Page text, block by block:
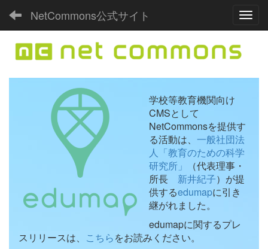
NetCommons公式サイト
学校等教育機関向け
CMSとして
NetCommonsを提供す
る活動は、 一般社団法
人「教育のための科学
研究所」
（代表理事・
所長 新井紀子）が提
供するedumapに引き
継がれました。
edumapに関するプレ
スリリースは、 こちらをお読みください。